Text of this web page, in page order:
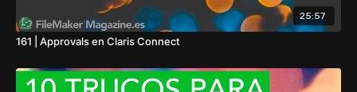
25:57
161 | Approvals en Claris Connect